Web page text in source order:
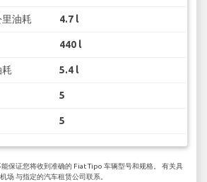
油耗 4.7 l
440 l
5.4 l
5
5
保证您将收到准确的 Fiat Tipo 车辆型号和规格。 有关具
场 与指定的汽车租赁公司联系。